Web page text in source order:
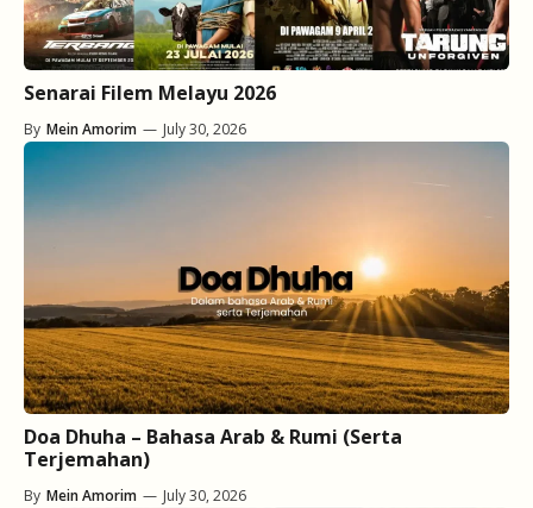
Senarai Filem Melayu 2026
By Mein Amorim — July 30, 2026
Doa Dhuha – Bahasa Arab & Rumi (Serta
Terjemahan)
By Mein Amorim — July 30, 2026